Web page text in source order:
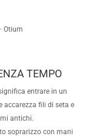
Otium
TEMPO
entrare in un
accarezza fili di seta e
antichi.
soprarizzo con mani